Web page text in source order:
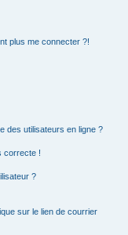
plus me connecter ?!
des utilisateurs en ligne ?
correcte !
?
sur le lien de courrier